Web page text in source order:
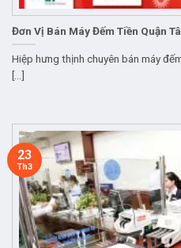
Đơn Vị Bán Máy Đếm Tiền Quận
Hiệp hưng thịnh chuyên bán máy
[...]
23
Th3